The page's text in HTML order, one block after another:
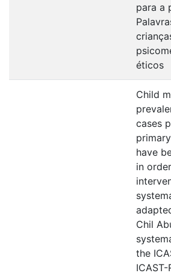
para a
éticos
Child
cases
have
in
Chil
the